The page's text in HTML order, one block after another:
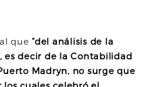
que “del análisis de la
es decir de la Contabilidad
Madryn, no surge que